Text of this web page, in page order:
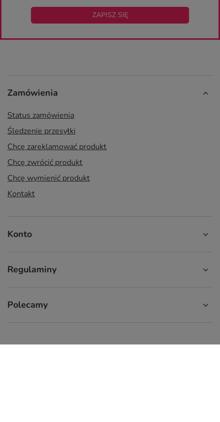
ZAPISZ SIĘ
Zamówienia
Status zamówienia
Śledzenie przesyłki
Chcę zareklamować produkt
Chcę zwrócić produkt
Chcę wymienić produkt
Kontakt
Konto
Regulaminy
Polecamy